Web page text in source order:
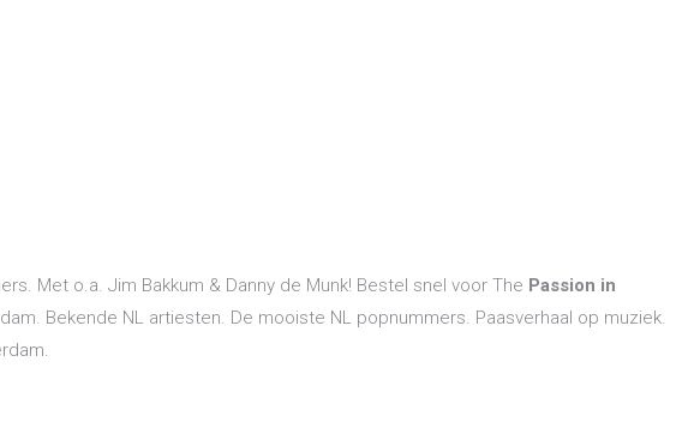
Met o.a. Jim Bakkum & Danny de Munk! Bestel snel voor The Passion in
Bekende NL artiesten. De mooiste NL popnummers. Paasverhaal op muziek.